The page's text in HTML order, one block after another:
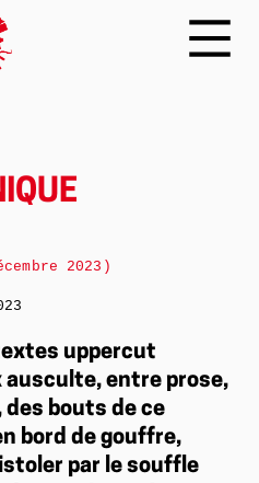
uppercut
ausculte, entre prose,
bouts de ce
bord de gouffre,
par le souffle
2023)